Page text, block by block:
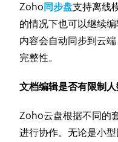
Zoho 同步盘支持离线
的情况下也可以继续
内容会自动同步到云
完整性。
文档编辑是否有限制人
Zoho云盘根据不同的
进行协作。无论是小